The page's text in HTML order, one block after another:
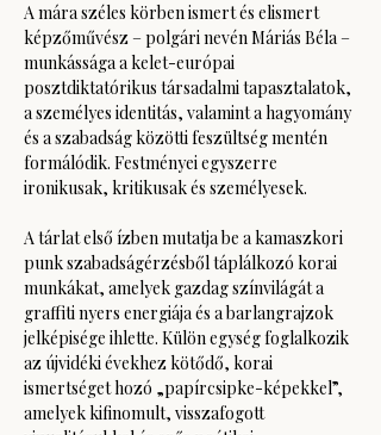
A mára széles körben ismert és elismert
képzőművész – polgári nevén Máriás Béla –
munkássága a kelet-európai
posztdiktatórikus társadalmi tapasztalatok,
a személyes identitás, valamint a hagyomány
és a szabadság közötti feszültség mentén
formálódik. Festményei egyszerre
ironikusak, kritikusak és személyesek.
A tárlat első ízben mutatja be a kamaszkori
punk szabadságérzésből táplálkozó korai
munkákat, amelyek gazdag színvilágát a
graffiti nyers energiája és a barlangrajzok
jelképisége ihlette. Külön egység foglalkozik
az újvidéki évekhez kötődő, korai
ismertséget hozó „papírcsipke-képekkel”,
amelyek kifinomult, visszafogott